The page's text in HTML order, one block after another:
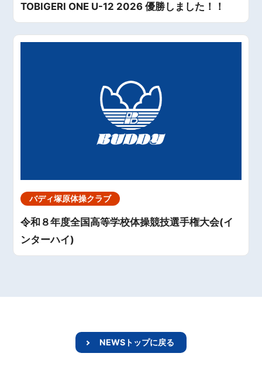
TOBIGERI ONE U-12 2026 優勝しました！！
バディ塚原体操クラブ
令和８年度全国高等学校体操競技選手権大会(イ
ンターハイ)
NEWSトップに戻る